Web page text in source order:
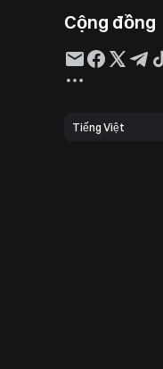
Cộng đồng
Tiếng Việt